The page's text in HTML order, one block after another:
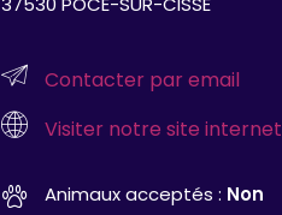
Contacter par email
Visiter notre site internet
Animaux acceptés : Non